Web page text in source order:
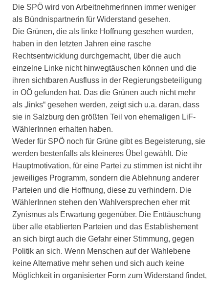
Die SPÖ wird von ArbeitnehmerInnen immer weniger
als Bündnispartnerin für Widerstand gesehen.
Die Grünen, die als linke Hoffnung gesehen wurden,
haben in den letzten Jahren eine rasche
Rechtsentwicklung durchgemacht, über die auch
einzelne Linke nicht hinwegtäuschen können und die
ihren sichtbaren Ausfluss in der Regierungsbeteiligung
in OÖ gefunden hat. Das die Grünen auch nicht mehr
als „links“ gesehen werden, zeigt sich u.a. daran, dass
sie in Salzburg den größten Teil von ehemaligen LiF-
WählerInnen erhalten haben.
Weder für SPÖ noch für Grüne gibt es Begeisterung, sie
werden bestenfalls als kleineres Übel gewählt. Die
Hauptmotivation, für eine Partei zu stimmen ist nicht ihr
jeweiliges Programm, sondern die Ablehnung anderer
Parteien und die Hoffnung, diese zu verhindern. Die
WählerInnen stehen den Wahlversprechen eher mit
Zynismus als Erwartung gegenüber. Die Enttäuschung
über alle etablierten Parteien und das Establishement
an sich birgt auch die Gefahr einer Stimmung, gegen
Politik an sich. Wenn Menschen auf der Wahlebene
keine Alternative mehr sehen und sich auch keine
Möglichkeit in organisierter Form zum Widerstand findet,